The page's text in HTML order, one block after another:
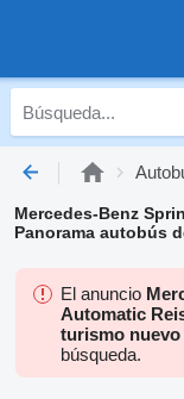
Mercedes-Benz
Panorama autobús
El anuncio
Automatic
turismo nuevo
búsqueda.